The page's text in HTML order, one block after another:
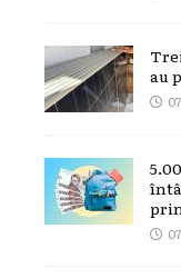
au